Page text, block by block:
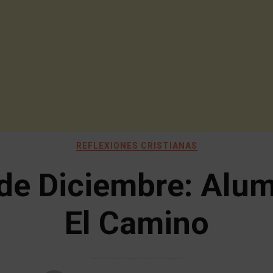
REFLEXIONES CRISTIANAS
Diciembre:
El Camino